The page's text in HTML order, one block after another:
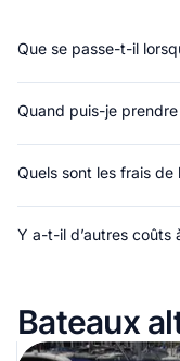
Que se passe-t-il
Quand puis-je
Quels sont les frais de
Y a-t-il d’autres coûts
Bateaux